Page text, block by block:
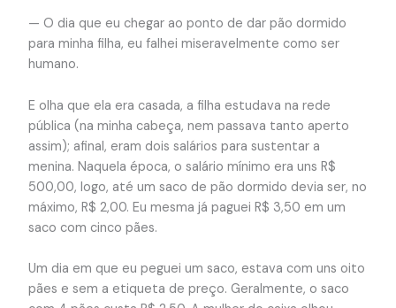
— O dia que eu chegar ao ponto de dar pão dormido
para minha filha, eu falhei miseravelmente como ser
humano.
E olha que ela era casada, a filha estudava na rede
pública (na minha cabeça, nem passava tanto aperto
assim); afinal, eram dois salários para sustentar a
menina. Naquela época, o salário mínimo era uns R$
500,00, logo, até um saco de pão dormido devia ser, no
máximo, R$ 2,00. Eu mesma já paguei R$ 3,50 em um
saco com cinco pães.
Um dia em que eu peguei um saco, estava com uns oito
pães e sem a etiqueta de preço. Geralmente, o saco